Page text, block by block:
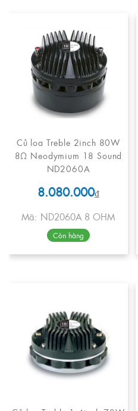
Củ loa Treble 2inch 80W
8Ω Neodymium 18 Sound
ND2060A
8.080.000₫
Mã: ND2060A 8 OHM
Còn hàng